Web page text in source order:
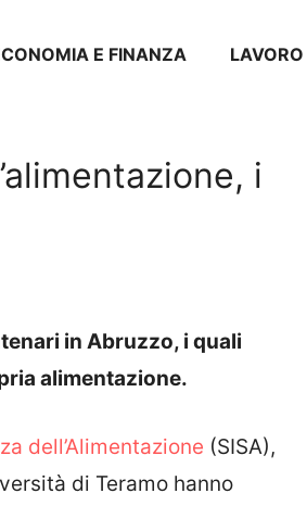
E FINANZA LAVORO
i
in Abruzzo, i quali
alimentazione.
dell’Alimentazione (SISA),
di Teramo hanno